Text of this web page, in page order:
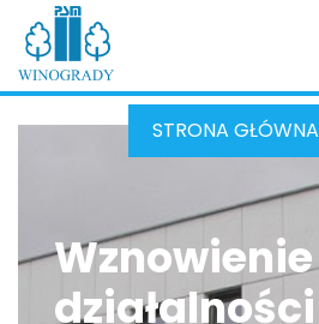
STRONA GŁÓWNA
Wznowienie
działalności